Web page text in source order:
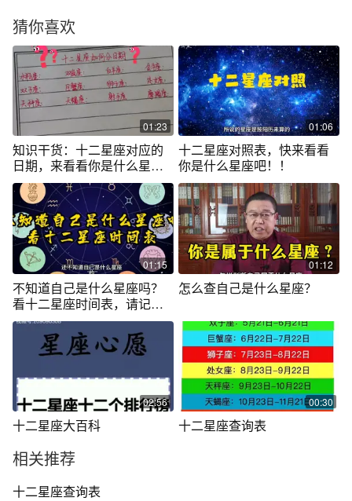
猜你喜欢
01:23
知识干货：十二星座对应的
日期，来看看你是什么星
座！
01:06
十二星座对照表，快来看看
你是什么星座吧！！
01:15
不知道自己是什么星座吗？
看十二星座时间表，请记得
收藏哦
01:12
怎么查自己是什么星座？
02:56
十二星座大百科
00:30
十二星座查询表
相关推荐
十二星座查询表